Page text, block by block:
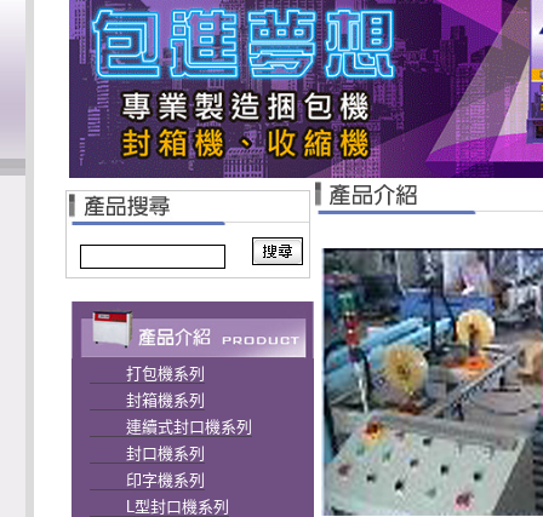
打包機系列
封箱機系列
連續式封口機系列
封口機系列
印字機系列
L型封口機系列